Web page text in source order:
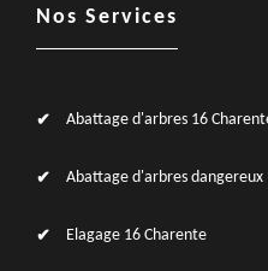
Nos Services
Abattage d'arbres 16
Abattage d'arbres dangereux
Elagage 16 Charente